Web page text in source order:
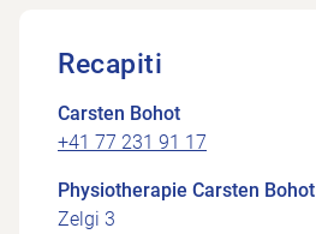
Recapiti
Carsten Bohot
+41 77 231 91 17
Physiotherapie Carsten Bohot
Zelgi 3